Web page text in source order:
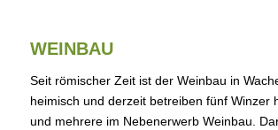
WEINBAU
Seit römischer Zeit ist der Weinbau in
heimisch und derzeit betreiben fünf Winzer
und mehrere im Nebenerwerb Weinbau.